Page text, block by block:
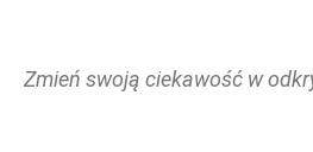
Zmień swoją ciekawość w